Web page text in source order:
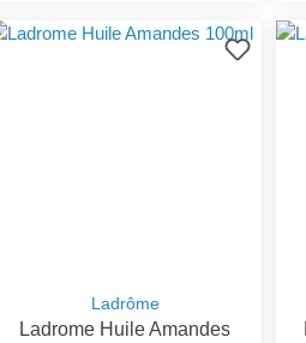
Ladrôme
Ladrome Huile Amandes